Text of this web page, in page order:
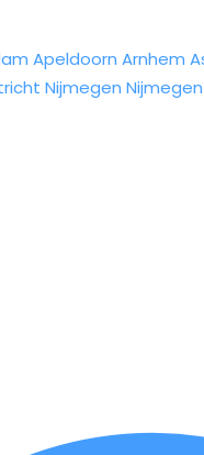
Apeldoorn Arnhem
Nijmegen Nijmegen